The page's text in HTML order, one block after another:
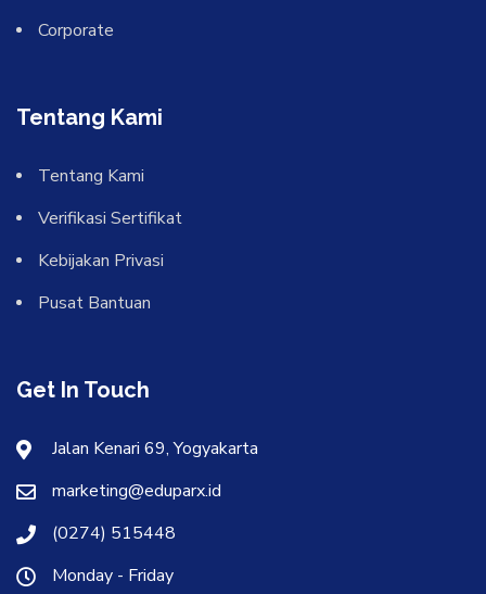
Corporate
Tentang Kami
Tentang Kami
Verifikasi Sertifikat
Kebijakan Privasi
Pusat Bantuan
Get In Touch
Jalan Kenari 69, Yogyakarta
marketing@eduparx.id
(0274) 515448
Monday - Friday